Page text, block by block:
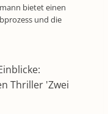
bietet einen
und die
Thriller 'Zwei